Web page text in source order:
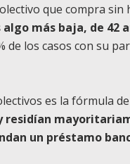
que compra
más baja, de 42
los casos con su
es la fórmula
residían
un préstamo